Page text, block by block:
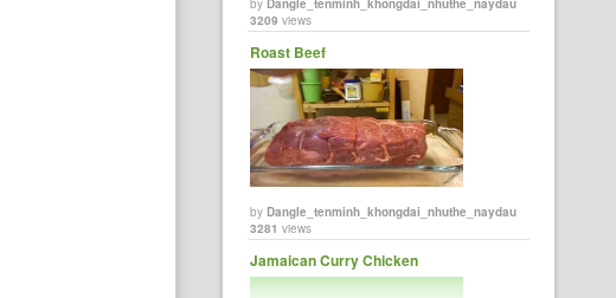
byDangle_tenminh_khongdai_nhuthe_naydau
3209 views
Roast Beef
byDangle_tenminh_khongdai_nhuthe_naydau
3281 views
Jamaican Curry Chicken